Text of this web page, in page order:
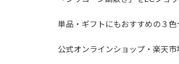
単品・ギフトにもおすすめの３
公式オンラインショップ・楽天市